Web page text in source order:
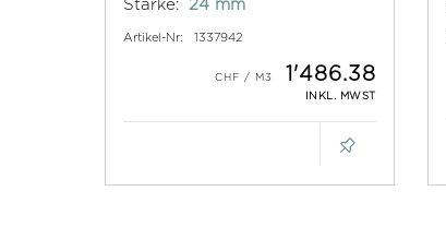
Stärke:
24 mm
Artikel-Nr: 1337942
1'486.38
INKL. MWST